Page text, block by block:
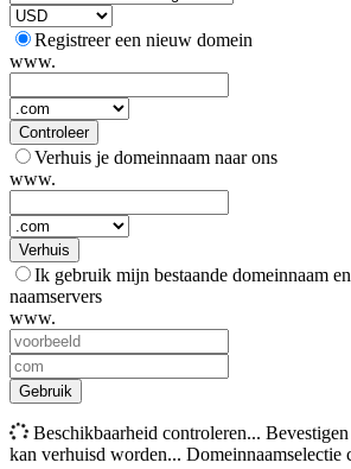
Registreer een nieuw domein
www.
Controleer
Verhuis je domeinnaam naar ons
www.
Verhuis
Ik gebruik mijn bestaande domeinnaam
naamservers
www.
Gebruik
Beschikbaarheid controleren...
kan verhuisd worden... Domeinnaamselectie